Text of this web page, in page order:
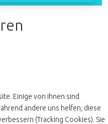
Einige von ihnen sind
andere uns helfen, diese
(Tracking Cookies). Sie